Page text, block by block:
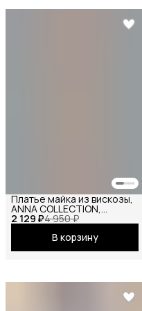
2 129 ₽4 950 ₽
Платье майка из вискозы,
ANNA COLLECTION,
сарафан офисный, на
бретелях, базовое
вечернее праздничное
повседневное
В корзину